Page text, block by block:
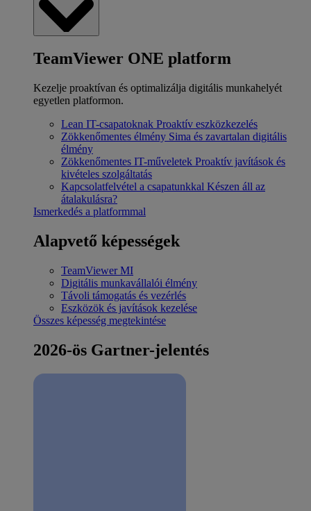
TeamViewer ONE platform
Kezelje proaktívan és optimalizálja digitális munkahelyét
egyetlen platformon.
Lean IT-csapatoknak Proaktív eszközkezelés
Zökkenőmentes élmény Sima és zavartalan digitális
élmény
Zökkenőmentes IT-műveletek Proaktív javítások és
kivételes szolgáltatás
Kapcsolatfelvétel a csapatunkkal Készen áll az
átalakulásra?
Ismerkedés a platformmal
Alapvető képességek
TeamViewer MI
Digitális munkavállalói élmény
Távoli támogatás és vezérlés
Eszközök és javítások kezelése
Összes képesség megtekintése
2026-ös Gartner-jelentés